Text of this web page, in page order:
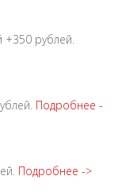
+350 рублей.
Подробнее -
Подробнее ->